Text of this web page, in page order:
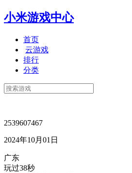
小米游戏中心
首页
云游戏
排行
分类
2539607467
2024年10月01日
广东
玩过38秒